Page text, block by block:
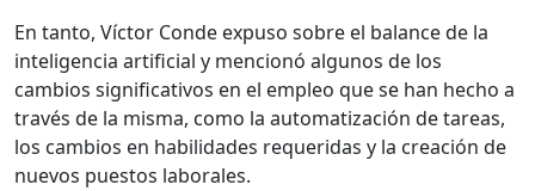
En tanto, Víctor Conde expuso sobre el balance de la
inteligencia artificial y mencionó algunos de los
cambios significativos en el empleo que se han hecho a
través de la misma, como la automatización de tareas,
los cambios en habilidades requeridas y la creación de
nuevos puestos laborales.